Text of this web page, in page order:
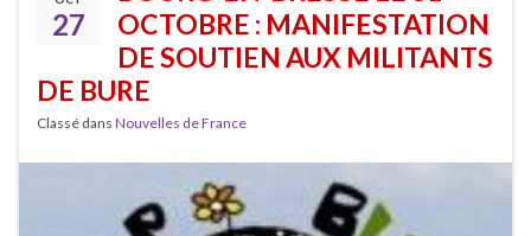
27
OCTOBRE : MANIFESTATION
DE SOUTIEN AUX MILITANTS
DE BURE
Classé dans Nouvelles de France